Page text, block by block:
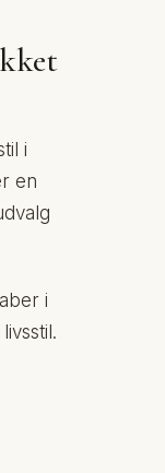
i
en
i